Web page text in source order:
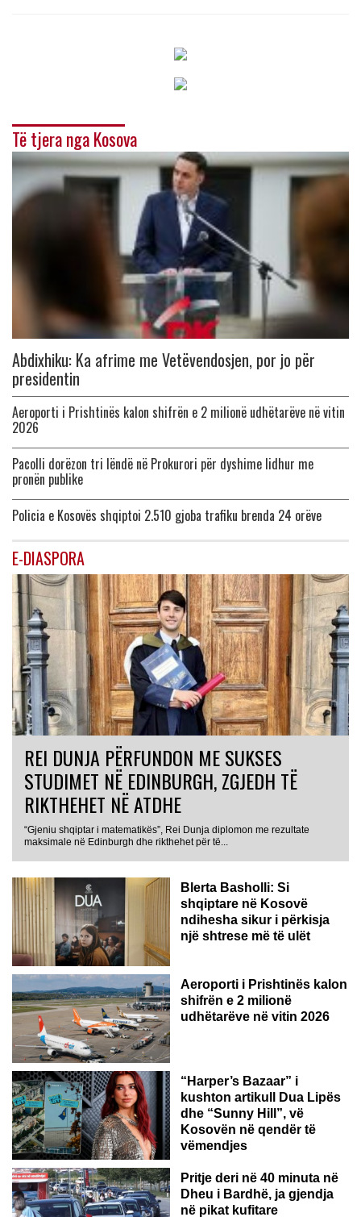
Të tjera nga Kosova
Abdixhiku: Ka afrime me Vetëvendosjen, por jo për
presidentin
Aeroporti i Prishtinës kalon shifrën e 2 milionë udhëtarëve në vitin
2026
Pacolli dorëzon tri lëndë në Prokurori për dyshime lidhur me
pronën publike
Policia e Kosovës shqiptoi 2.510 gjoba trafiku brenda 24 orëve
E-DIASPORA
REI DUNJA PËRFUNDON ME SUKSES
STUDIMET NË EDINBURGH, ZGJEDH TË
RIKTHEHET NË ATDHE
“Gjeniu shqiptar i matematikës”, Rei Dunja diplomon me rezultate
maksimale në Edinburgh dhe rikthehet për të...
Blerta Basholli: Si
shqiptare në Kosovë
ndihesha sikur i përkisja
një shtrese më të ulët
Aeroporti i Prishtinës kalon
shifrën e 2 milionë
udhëtarëve në vitin 2026
“Harper’s Bazaar” i
kushton artikull Dua Lipës
dhe “Sunny Hill”, vë
Kosovën në qendër të
vëmendjes
Pritje deri në 40 minuta në
Dheu i Bardhë, ja gjendja
në pikat kufitare